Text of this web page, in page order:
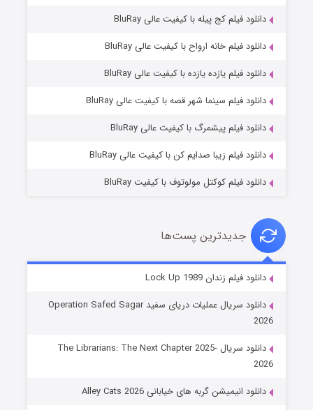
شوهر
دانلود فیلم کج‌ پیله با کیفیت عالی BluRay
دانلود فیلم خانه ارواح با کیفیت عالی BluRay
دانلود فیلم یازده یازده با کیفیت عالی BluRay
دانلود فیلم سینما شهر قصه با کیفیت عالی BluRay
دانلود فیلم پیشمرگ با کیفیت عالی BluRay
دانلود فیلم زیبا صدایم کن با کیفیت عالی BluRay
دانلود فیلم کوکتل مولوتوف با کیفیت BluRay
جدیدترین پست‌ها
دانلود فیلم زندان Lock Up 1989
دانلود سریال عملیات دریای سفید Operation Safed Sagar
2026
دانلود سریال The Librarians: The Next Chapter 2025-
2026
دانلود انیمیشن گربه های خیابانی Alley Cats 2026